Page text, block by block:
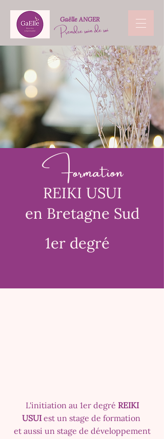
Gaëlle ANGER
Prendre soin de soi
Formation
REIKI USUI
en Bretagne Sud
1er degré
L'initiation au 1er degré REIKI
USUIest un stage de formation
et aussi un stage de développement